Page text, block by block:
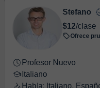
Stefano
$12/clase
Ofrece
Profesor Nuevo
Italiano
Habla: Italiano,